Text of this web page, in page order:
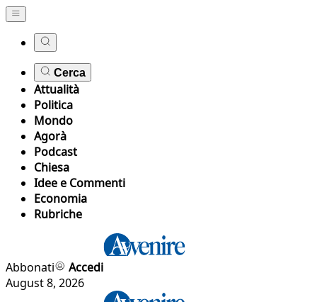
Cerca
Attualità
Politica
Mondo
Agorà
Podcast
Chiesa
Idee e Commenti
Economia
Rubriche
Abbonati
Accedi
August 8, 2026